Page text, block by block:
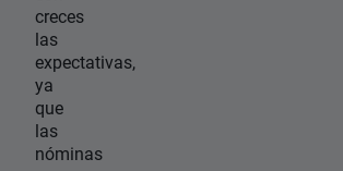
creces
las
expectativas,
ya
que
las
nóminas